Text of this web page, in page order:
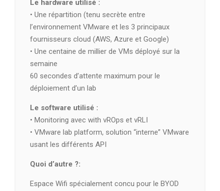
Le hardware utilisé :
• Une répartition (tenu secrète entre
l’environnement VMware et les 3 principaux
fournisseurs cloud (AWS, Azure et Google)
• Une centaine de millier de VMs déployé sur la
semaine
60 secondes d’attente maximum pour le
déploiement d’un lab
Le software utilisé :
• Monitoring avec with vROps et vRLI
• VMware lab platform, solution “interne” VMware
usant les différents API
Quoi d’autre ?:
Espace Wifi spécialement concu pour le BYOD